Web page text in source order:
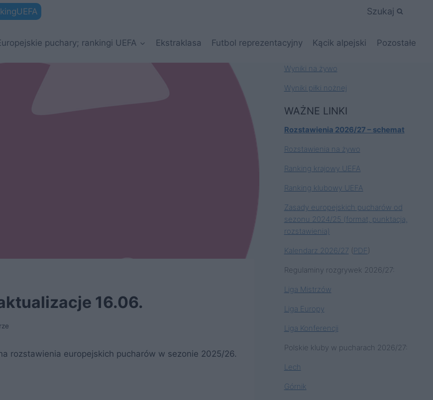
Szukaj
puchary; rankingi UEFA Ekstraklasa Futbol reprezentacyjny Kącik alpejski Pozostałe
16.06.
rozstawienia europejskich pucharów w sezonie 2025/26.
Wyniki na żywo
Wyniki piłki nożnej
WAŻNE LINKI
Rozstawienia 2026/27 – schemat
Rozstawienia na żywo
Ranking krajowy UEFA
Ranking klubowy UEFA
Zasady europejskich pucharów od
sezonu 2024/25 (format, punktacja,
rozstawienia)
Kalendarz 2026/27 (PDF)
Regulaminy rozgrywek 2026/27:
Liga Mistrzów
Liga Europy
Liga Konferencji
Polskie kluby w pucharach 2026/27:
Lech
Górnik